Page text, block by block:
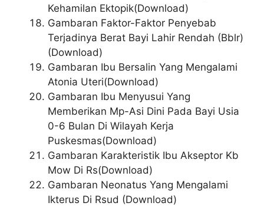
Kehamilan Ektopik(Download)
Gambaran Faktor-Faktor Penyebab
Terjadinya Berat Bayi Lahir Rendah (Bblr)
(Download)
Gambaran Ibu Bersalin Yang Mengalami
Atonia Uteri(Download)
Gambaran Ibu Menyusui Yang
Memberikan Mp-Asi Dini Pada Bayi Usia
0-6 Bulan Di Wilayah Kerja
Puskesmas(Download)
Gambaran Karakteristik Ibu Akseptor Kb
Mow Di Rs(Download)
Gambaran Neonatus Yang Mengalami
Ikterus Di Rsud (Download)